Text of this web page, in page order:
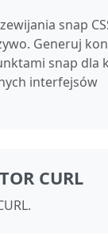
snap
Generuj
snap dla
interfejsów
CURL